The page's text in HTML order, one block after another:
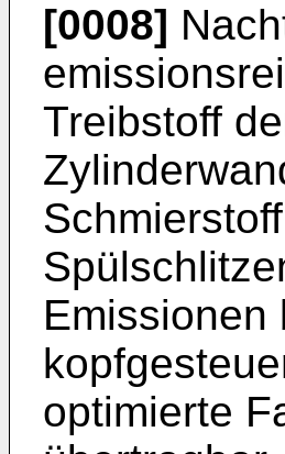
[0008]
Treibstoff
Emissionen
optimierte